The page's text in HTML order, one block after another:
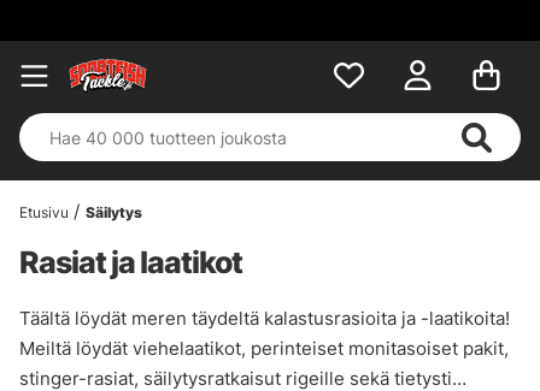
Etusivu Säilytys
Rasiat ja laatikot
Täältä löydät meren täydeltä kalastusrasioita ja -laatikoita!
Meiltä löydät viehelaatikot, perinteiset monitasoiset pakit,
stinger-rasiat, säilytysratkaisut rigeille sekä tietysti